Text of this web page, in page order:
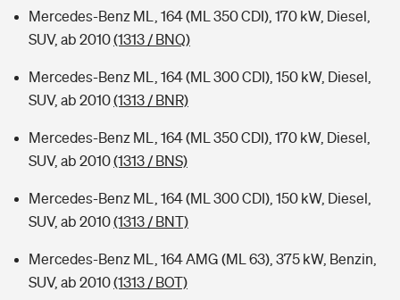
Mercedes-Benz ML, 164 (ML 350 CDI), 170 kW, Diesel,
SUV, ab 2010(1313 / BNQ)
Mercedes-Benz ML, 164 (ML 300 CDI), 150 kW, Diesel,
SUV, ab 2010(1313 / BNR)
Mercedes-Benz ML, 164 (ML 350 CDI), 170 kW, Diesel,
SUV, ab 2010(1313 / BNS)
Mercedes-Benz ML, 164 (ML 300 CDI), 150 kW, Diesel,
SUV, ab 2010(1313 / BNT)
Mercedes-Benz ML, 164 AMG (ML 63), 375 kW, Benzin,
SUV, ab 2010(1313 / BOT)